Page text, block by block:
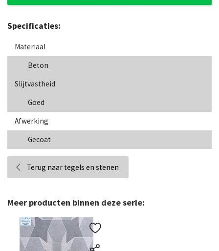
Specificaties:
Materiaal
Beton
Slijtvastheid
Goed
Afwerking
Gecoat
Terug naar tegels en stenen
Meer producten binnen deze serie: